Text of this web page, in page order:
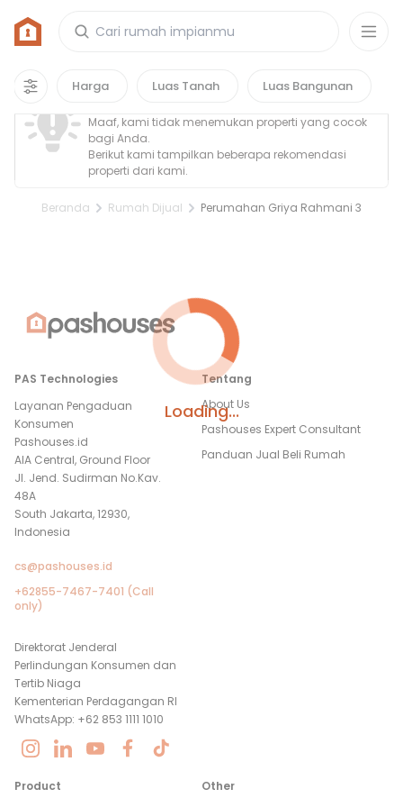
Harga Luas Tanah Luas Bangunan
Loading...
Rumah di Perumahan Griya Rahmani 3
0properti
Property Tidak Ditemukan
Maaf, kami tidak menemukan properti yang cocok
bagi Anda.
Berikut kami tampilkan beberapa rekomendasi
properti dari kami.
Beranda Rumah Dijual Perumahan Griya Rahmani 3
PAS Technologies
Layanan Pengaduan
Konsumen
Pashouses.id
AIA Central, Ground Floor
Jl. Jend. Sudirman No.Kav.
48A
South Jakarta, 12930,
Indonesia
cs@pashouses.id
+62855-7467-7401 (Call
only)
Direktorat Jenderal
Perlindungan Konsumen dan
Tertib Niaga
Kementerian Perdagangan RI
WhatsApp: +62 853 1111 1010
Tentang
About Us
Pashouses Expert Consultant
Panduan Jual Beli Rumah
Product
Other